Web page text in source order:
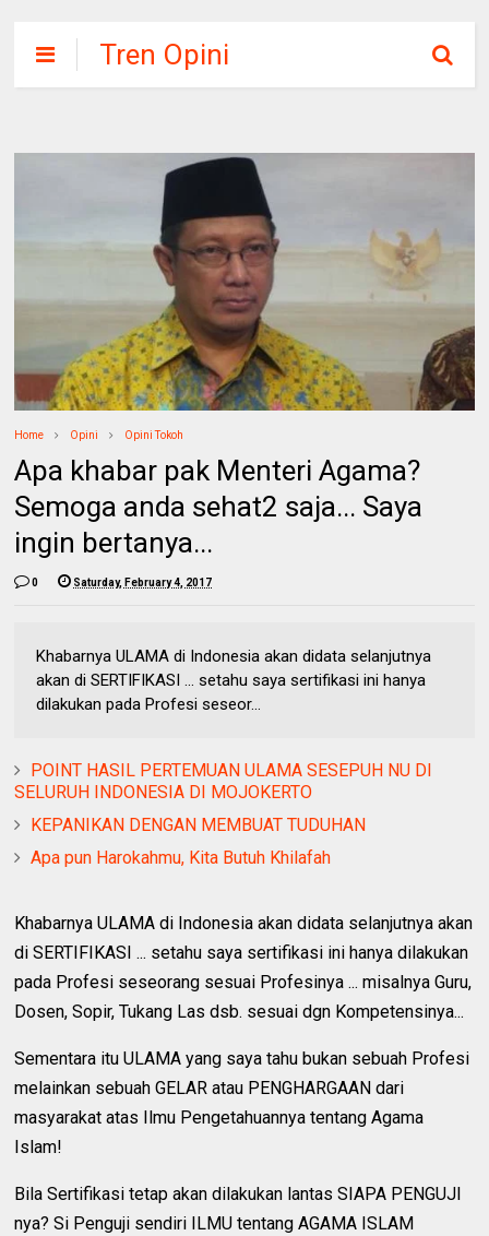
Tren Opini
Home Opini Opini Tokoh
Apa khabar pak Menteri Agama?
Semoga anda sehat2 saja... Saya
ingin bertanya...
0 Saturday, February 4, 2017
Khabarnya ULAMA di Indonesia akan didata selanjutnya
akan di SERTIFIKASI ... setahu saya sertifikasi ini hanya
dilakukan pada Profesi seseor...
POINT HASIL PERTEMUAN ULAMA SESEPUH NU DI
SELURUH INDONESIA DI MOJOKERTO
KEPANIKAN DENGAN MEMBUAT TUDUHAN
Apa pun Harokahmu, Kita Butuh Khilafah
Khabarnya ULAMA di Indonesia akan didata selanjutnya akan
di SERTIFIKASI ... setahu saya sertifikasi ini hanya dilakukan
pada Profesi seseorang sesuai Profesinya ... misalnya Guru,
Dosen, Sopir, Tukang Las dsb. sesuai dgn Kompetensinya...
Sementara itu ULAMA yang saya tahu bukan sebuah Profesi
melainkan sebuah GELAR atau PENGHARGAAN dari
masyarakat atas Ilmu Pengetahuannya tentang Agama
Islam!
Bila Sertifikasi tetap akan dilakukan lantas SIAPA PENGUJI
nya? Si Penguji sendiri ILMU tentang AGAMA ISLAM